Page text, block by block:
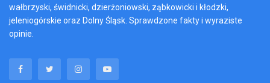
wałbrzyski, świdnicki, dzierżoniowski, ząbkowicki i kłodzki,
jeleniogórskie oraz Dolny Śląsk. Sprawdzone fakty i wyraziste
opinie.